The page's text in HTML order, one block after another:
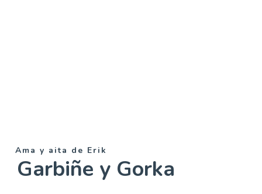
Ama y aita de Erik
Garbiñe y Gorka